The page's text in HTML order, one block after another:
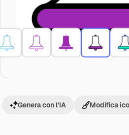
Genera con l'IA Modifica